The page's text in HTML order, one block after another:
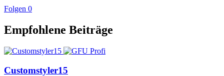
Folgen 0
Empfohlene Beiträge
Customstyler15